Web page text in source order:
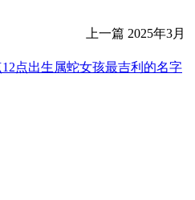
上一篇 2025年3月
点出生属蛇女孩最吉利的名字